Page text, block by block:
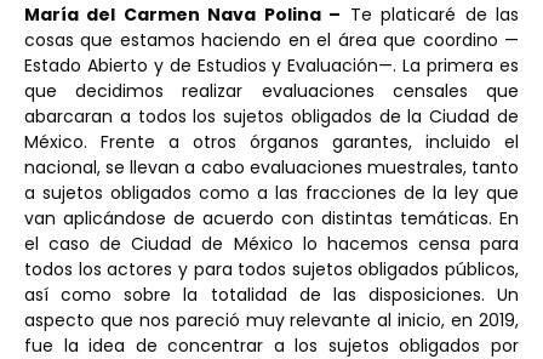
María del Carmen Nava Polina – Te platicaré de las
cosas que estamos haciendo en el área que coordino —
Estado Abierto y de Estudios y Evaluación—. La primera es
que decidimos realizar evaluaciones censales que
abarcaran a todos los sujetos obligados de la Ciudad de
México. Frente a otros órganos garantes, incluido el
nacional, se llevan a cabo evaluaciones muestrales, tanto
a sujetos obligados como a las fracciones de la ley que
van aplicándose de acuerdo con distintas temáticas. En
el caso de Ciudad de México lo hacemos censa para
todos los actores y para todos sujetos obligados públicos,
así como sobre la totalidad de las disposiciones. Un
aspecto que nos pareció muy relevante al inicio, en 2019,
fue la idea de concentrar a los sujetos obligados por